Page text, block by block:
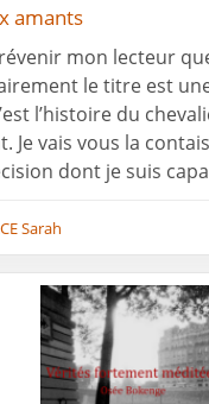
amants
mon lecteur
le titre est
l’histoire du
Je vais vous la
dont je suis
Sarah